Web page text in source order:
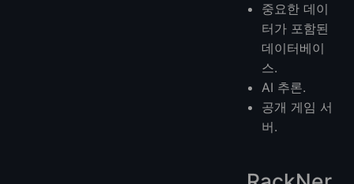
중요한 데이
터가 포함된
데이터베이
스.
AI 추론.
공개 게임 서
버.